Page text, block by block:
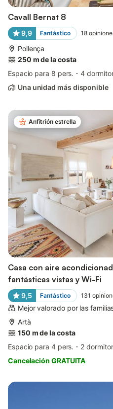
Cavall Bernat 8
9,9 Fantástico 18
Pollença
250 m de la costa
Espacio para 8 pers.
4
Una unidad más disponible
Anfitrión estrella
Casa con aire
fantásticas vistas y Wi-Fi
9,5 Fantástico 131
Mejor valorado por las
Artà
150 m de la costa
Espacio para 4 pers.
2
Cancelación GRATUITA